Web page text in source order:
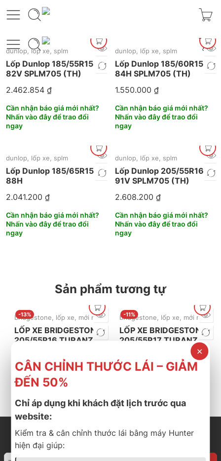
dunlop,lốp xe, splm
Lốp Dunlop 185/55R15
82V SPLM705 (TH)
2.462.854 ₫
Cần nhận báo giá mới nhất?
Nhấn vào đây để trao đổi
ngay
dunlop, lốp xe, splm
Lốp Dunlop 185/60R15
84H SPLM705 (TH)
1.550.000 ₫
Cần nhận báo giá mới nhất?
Nhấn vào đây để trao đổi
ngay
dunlop, lốp xe, splm
Lốp Dunlop 185/65R15
88H
2.041.200 ₫
Cần nhận báo giá mới nhất?
Nhấn vào đây để trao đổi
ngay
dunlop, lốp xe, splm
Lốp Dunlop 205/55R16
91V SPLM705 (TH)
2.608.200 ₫
Cần nhận báo giá mới nhất?
Nhấn vào đây để trao đổi
ngay
Sản phẩm tương tự
-13%
bridgestone lốp xe mới nhất , turanza
LỐP XE BRIDGESTONE
205/55R16 TURANZA
2.350.000₫
Cần nhận báo giá mới
trao đổi ngay
-11%
bridgestone lốp xe mới nhất ,
LỐP XE BRIDGESTONE
205/55R17 TURANZA
2.600.000₫
trao đổi ngay
✕
CÂN CHỈNH THƯỚC LÁI – GIẢM
ĐẾN 50%
Chỉ áp dụng khi khách đặt lịch trước qua
website:
Kiểm tra & cân chỉnh thước lái bằng máy Hunter
hiện đại giúp: